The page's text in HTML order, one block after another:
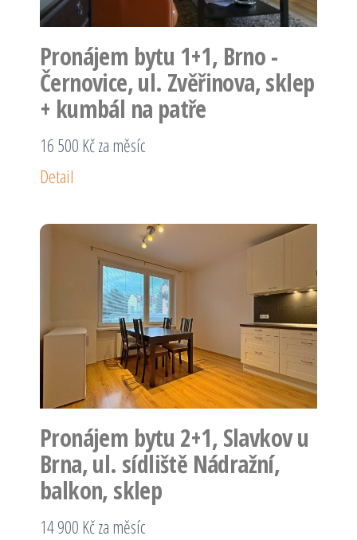
Pronájem bytu 1+1, Brno -
Černovice, ul. Zvěřinova, sklep
+ kumbál na patře
16 500 Kč za měsíc
Detail
Pronájem bytu 2+1, Slavkov u
Brna, ul. sídliště Nádražní,
balkon, sklep
14 900 Kč za měsíc